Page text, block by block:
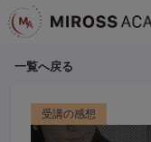
一覧へ戻る
受講の感想